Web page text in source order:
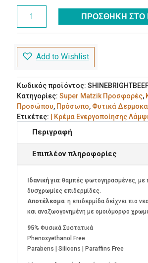
€20.25.
BRIGHT™
Ενεργοποίησης
Λάμψης
Βελτίωσης
Χρωματικού
Τόνου
Bee
Factor
ποσότητα
ΠΡΟΣΘΉΚΗ ΣΤΟ
Add to Wishlist
Κωδικός προϊόντος:
Κατηγορίες: Super Matzik Προσφορές,
Προσώπου, Πρόσωπο, Φυτικά
Ετικέτες:
| Κρέμα Ενεργοποίησης
Χρωματικού Τόνου
Περιγραφή
Επιπλέον πληροφορίες
Ιδανική για:θαμπές φωτογηρασμένες, με
δυσχρωμίες επιδερμίδες.
Αποτέλεσμα: η επιδερμίδα δείχνει πιο
και αναζωογονημένη με ομοιόμορφο
95% Φυσικά Συστατικά
Phenoxyethanol Free
Parabens | Silicons | Paraffins Free